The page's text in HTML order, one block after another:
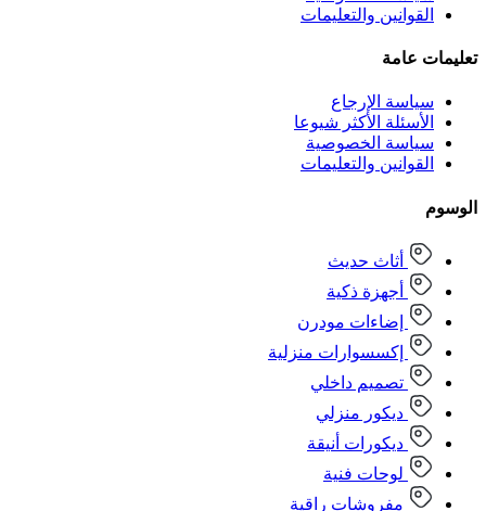
القوانين والتعليمات
تعليمات عامة
سياسة الإرجاع
الأسئلة الأكثر شيوعا
سياسة الخصوصية
القوانين والتعليمات
الوسوم
أثاث حديث
أجهزة ذكية
إضاءات مودرن
إكسسوارات منزلية
تصميم داخلي
ديكور منزلي
ديكورات أنيقة
لوحات فنية
مفروشات راقية